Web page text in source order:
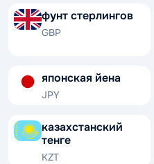
фунт стерлингов
GBP
японская йена
JPY
казахстанский
тенге
KZT